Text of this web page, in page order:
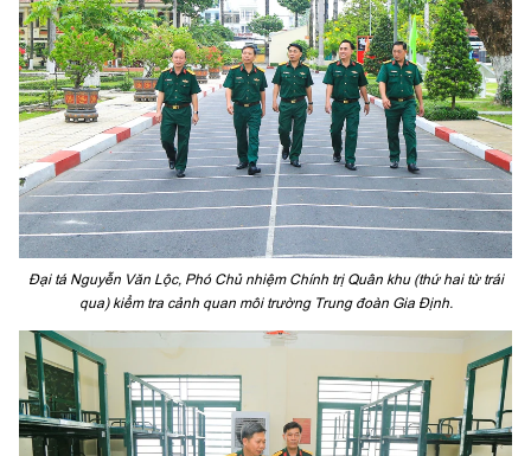
Đại tá Nguyễn Văn Lộc, Phó Chủ nhiệm Chính trị Quân khu (thứ hai từ trái
qua) kiểm tra cảnh quan môi trường Trung đoàn Gia Định.